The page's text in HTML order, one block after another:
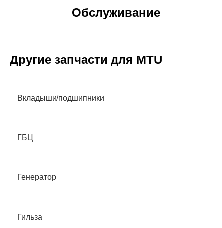
Обслуживание
Другие запчасти для MTU
Вкладыши/подшипники
ГБЦ
Генератор
Гильза